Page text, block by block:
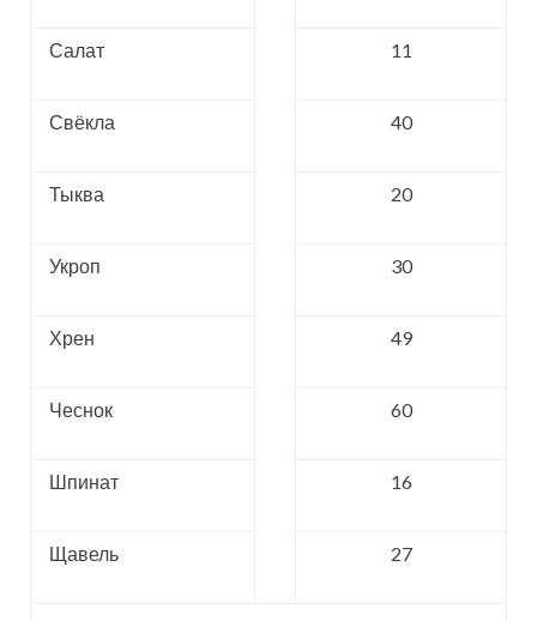
Салат 11
Свёкла 40
Тыква 20
Укроп 30
Хрен 49
Чеснок 60
Шпинат 16
Щавель 27